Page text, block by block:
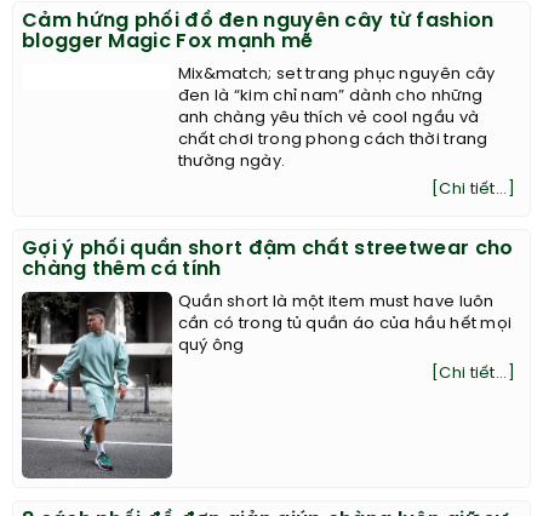
Cảm hứng phối đồ đen nguyên cây từ fashion
blogger Magic Fox mạnh mẽ
Mix&match; set trang phục nguyên cây
đen là “kim chỉ nam” dành cho những
anh chàng yêu thích vẻ cool ngầu và
chất chơi trong phong cách thời trang
Gợi ý phối quần short đậm chất streetwear cho
chàng thêm cá tính
Quần short là một item must have luôn